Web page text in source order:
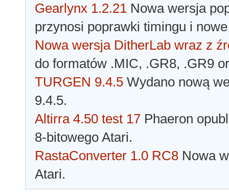
Gearlynx 1.2.21 Nowa wersja
przynosi poprawki timingu i
Nowa wersja DitherLab wraz z
do formatów .MIC, .GR8, .GR9
TURGEN 9.4.5 Wydano nową
9.4.5.
Altirra 4.50 test 17 Phaeron
8-bitowego Atari.
RastaConverter 1.0 RC8 Nowa
Atari.